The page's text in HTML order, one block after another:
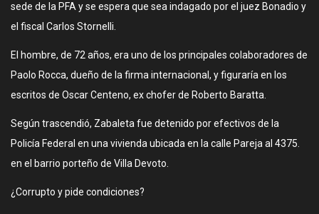
sede de la PFA y se espera que sea indagado por el juez Bonadio y
el fiscal Carlos Stornelli.
El hombre, de 72 años, era uno de los principales colaboradores de
Paolo Rocca, dueño de la firma internacional, y figuraría en los
escritos de Oscar Centeno, ex chofer de Roberto Baratta.
Según trascendió, Zabaleta fue detenido por efectivos de la
Policía Federal en una vivienda ubicada en la calle Pareja al 4375.
en el barrio porteño de Villa Devoto.
¿Corrupto y pide condiciones?